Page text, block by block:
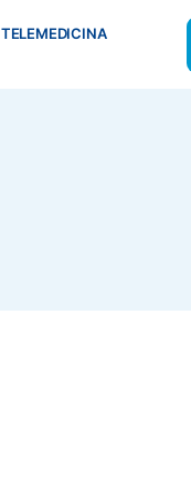
TELEMEDICINA